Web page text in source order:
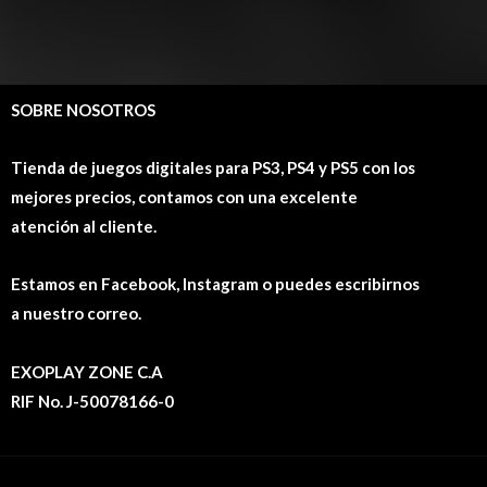
SOBRE NOSOTROS
Tienda de juegos digitales para PS3, PS4 y PS5 con los
mejores precios, contamos con una excelente
atención al cliente.
Estamos en Facebook, Instagram o puedes escribirnos
a nuestro correo.
EXOPLAY ZONE C.A
RIF No. J-50078166-0